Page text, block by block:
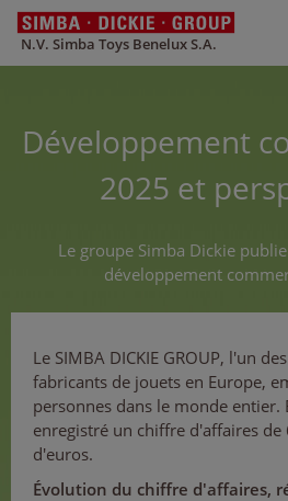
N.V. Simba Toys Benelux S.A.
Développement
2025 et
Le groupe Simba Dickie
développement
Le SIMBA DICKIE GROUP, l'un
fabricants de jouets en Europe,
personnes dans le monde entier.
enregistré un chiffre d'affaires
d'euros.
Évolution du chiffre d'affaires,